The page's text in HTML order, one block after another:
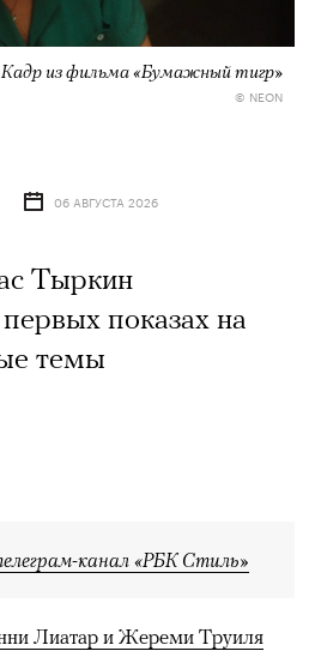
Кадр из фильма «Бумажный тигр»
© NEON
06 АВГУСТА 2026
Тыркин
показах на
темы
канал «РБК Стиль»
Лиатар и Жереми Труиля